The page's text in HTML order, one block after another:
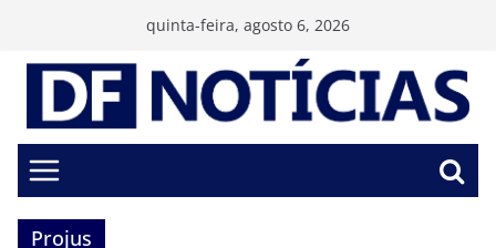
conteúdo
quinta-feira, agosto 6, 2026
Projus